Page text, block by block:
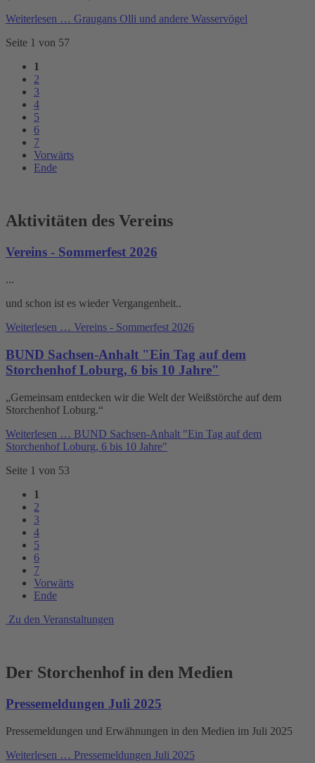
Weiterlesen … Graugans Olli und andere Wasservögel
Seite 1 von 57
1
2
3
4
5
6
7
Vorwärts
Ende
Aktivitäten des Vereins
Vereins - Sommerfest 2026
...
und schon ist es wieder Vergangenheit..
Weiterlesen … Vereins - Sommerfest 2026
BUND Sachsen-Anhalt "Ein Tag auf dem
Storchenhof Loburg, 6 bis 10 Jahre"
„Gemeinsam entdecken wir die Welt der Weißstörche auf dem
Storchenhof Loburg.“
Weiterlesen … BUND Sachsen-Anhalt "Ein Tag auf dem
Storchenhof Loburg, 6 bis 10 Jahre"
Seite 1 von 53
1
2
3
4
5
6
7
Vorwärts
Ende
Zu den Veranstaltungen
Der Storchenhof in den Medien
Pressemeldungen Juli 2025
Pressemeldungen und Erwähnungen in den Medien im Juli 2025
Weiterlesen … Pressemeldungen Juli 2025